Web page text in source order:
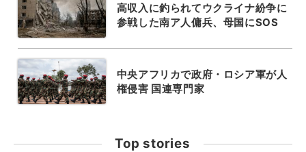
高収入に釣られてウクライナ紛争に
参戦した南ア人傭兵、母国にSOS
中央アフリカで政府・ロシア軍が人
権侵害 国連専門家
Top stories